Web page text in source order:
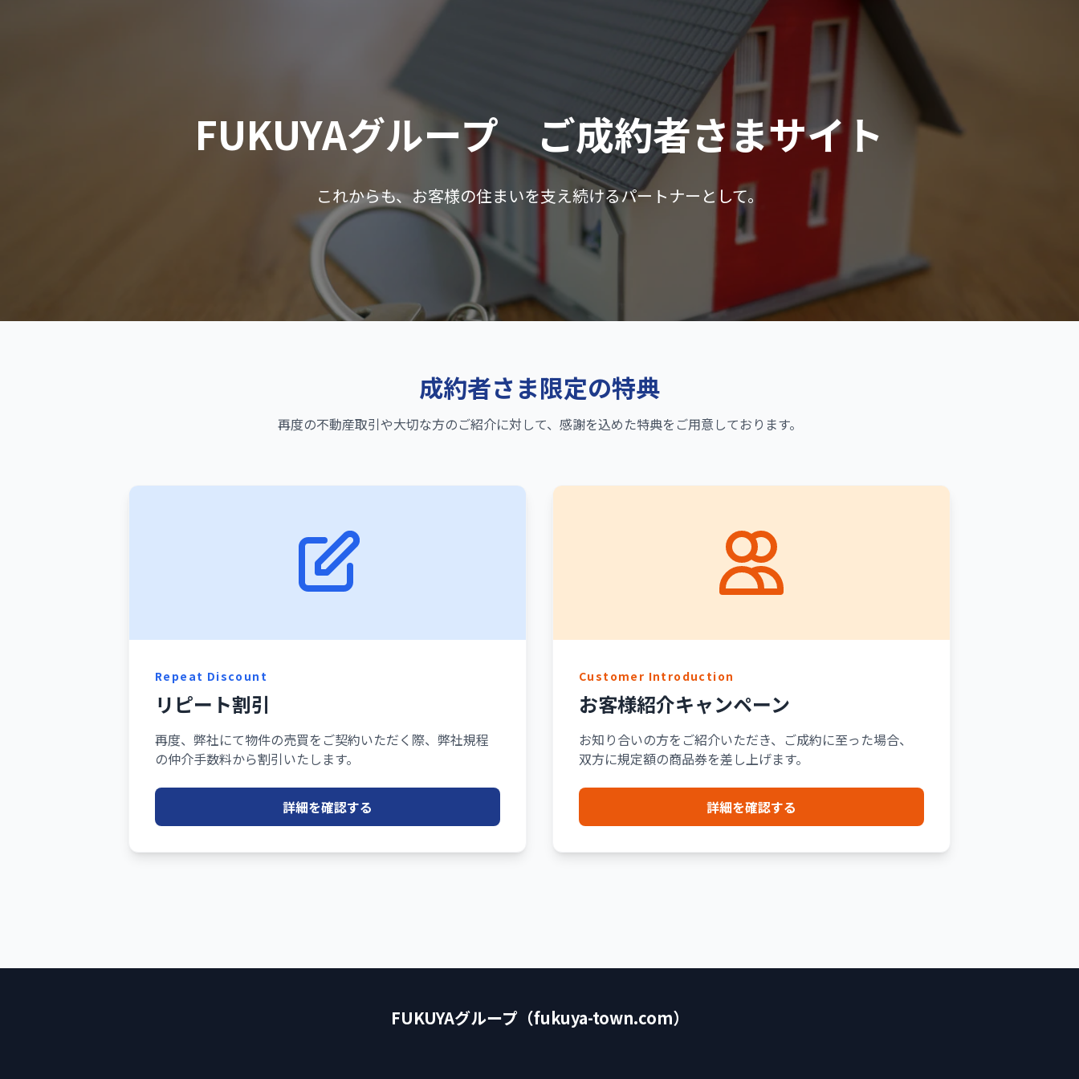
FUKUYAグループ ご成約者さまサイト
これからも、お客様の住まいを支え続けるパートナーとして。
成約者さま限定の特典
再度の不動産取引や大切な方のご紹介に対して、感謝を込めた特典をご用意しております。
Repeat Discount
リピート割引
再度、弊社にて物件の売買をご契約いただく際、弊社規程
の仲介手数料から割引いたします。
詳細を確認する
Customer Introduction
お客様紹介キャンペーン
お知り合いの方をご紹介いただき、ご成約に至った場合、
双方に規定額の商品券を差し上げます。
詳細を確認する
FUKUYAグループ（fukuya-town.com）